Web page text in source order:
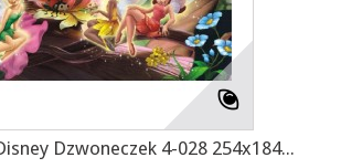
Dzwoneczek 4-028 254x184...